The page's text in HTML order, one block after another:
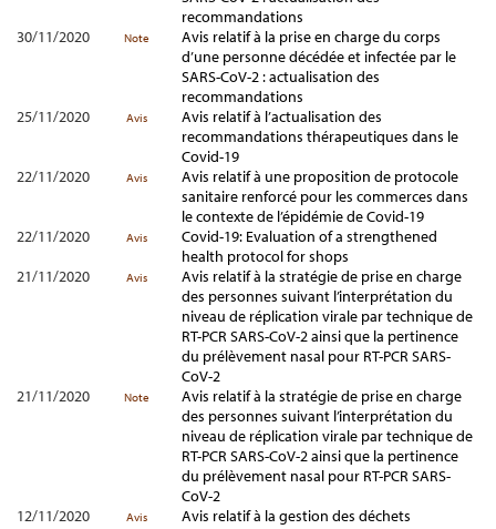
recommandations
30/11/2020
Note
Avis relatif à la prise en charge du corps
d’une personne décédée et infectée par le
SARS-CoV-2 : actualisation des
recommandations
25/11/2020
Avis
Avis relatif à l’actualisation des
recommandations thérapeutiques dans le
Covid-19
22/11/2020
Avis
Avis relatif à une proposition de protocole
sanitaire renforcé pour les commerces dans
le contexte de l’épidémie de Covid-19
22/11/2020
Avis
Covid-19: Evaluation of a strengthened
health protocol for shops
21/11/2020
Avis
Avis relatif à la stratégie de prise en charge
des personnes suivant l’interprétation du
niveau de réplication virale par technique de
RT-PCR SARS-CoV-2 ainsi que la pertinence
du prélèvement nasal pour RT-PCR SARS-
CoV-2
21/11/2020
Note
Avis relatif à la stratégie de prise en charge
des personnes suivant l’interprétation du
niveau de réplication virale par technique de
RT-PCR SARS-CoV-2 ainsi que la pertinence
du prélèvement nasal pour RT-PCR SARS-
CoV-2
12/11/2020
Avis
Avis relatif à la gestion des déchets